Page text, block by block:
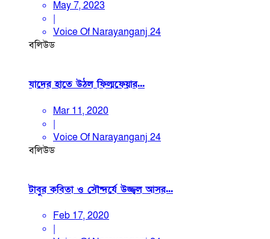
May 7, 2023
|
Voice Of Narayanganj 24
বলিউড
যাদের হাতে উঠল ফিল্মফেয়ার...
Mar 11, 2020
|
Voice Of Narayanganj 24
বলিউড
টাবুর কবিতা ও সৌন্দর্যে উজ্জ্বল আসর...
Feb 17, 2020
|